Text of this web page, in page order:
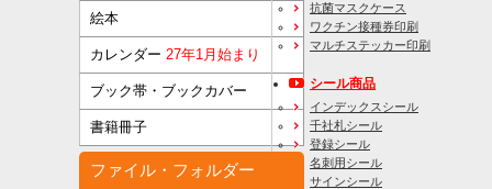
絵本
カレンダー 27年1月始まり
ブック帯・ブックカバー
書籍冊子
ファイル・フォルダー
抗菌マスクケース
ワクチン接種券印刷
マルチステッカー印刷
シール商品
インデックスシール
千社札シール
登録シール
名刺用シール
サインシール